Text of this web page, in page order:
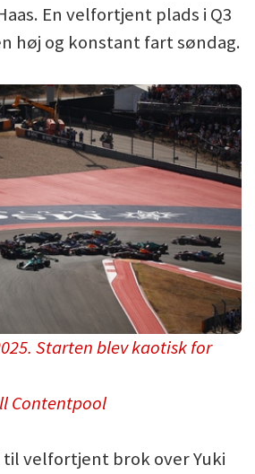
En velfortjent plads i Q3
høj og konstant fart søndag.
Starten blev kaotisk for
Contentpool
til velfortjent brok over Yuki